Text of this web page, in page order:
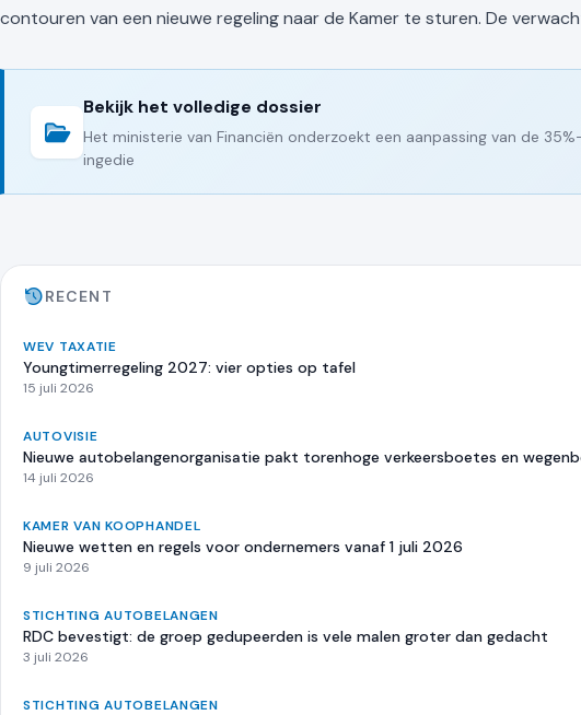
contouren van een nieuwe regeling naar de Kamer te sturen. De
Bekijk het volledige dossier
Het ministerie van Financiën onderzoekt een aanpassing van de
ingedie
RECENT
WEV TAXATIE
Youngtimerregeling 2027: vier opties op tafel
15 juli 2026
AUTOVISIE
Nieuwe autobelangenorganisatie pakt torenhoge verkeersboetes en
14 juli 2026
KAMER VAN KOOPHANDEL
Nieuwe wetten en regels voor ondernemers vanaf 1 juli 2026
9 juli 2026
STICHTING AUTOBELANGEN
RDC bevestigt: de groep gedupeerden is vele malen groter dan gedacht
3 juli 2026
STICHTING AUTOBELANGEN